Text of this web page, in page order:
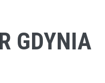
GDYNIA